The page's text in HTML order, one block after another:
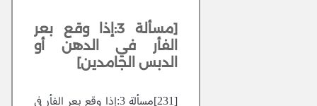
[مسألة 3:إذا وقع بعر
الفأر في الدهن أو
الدبس الجامدين]
[231]مسألة 3:إذا وقع بعر الفأر في